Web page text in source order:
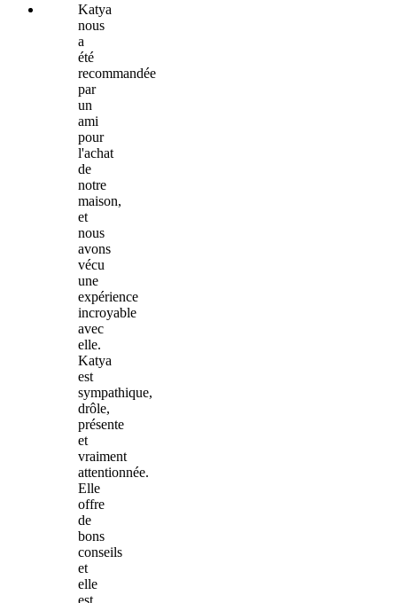
Katya
nous
a
été
recommandée
par
un
ami
pour
l'achat
de
notre
maison,
et
nous
avons
vécu
une
expérience
incroyable
avec
elle.
Katya
est
sympathique,
drôle,
présente
et
vraiment
attentionnée.
Elle
offre
de
bons
conseils
et
elle
est